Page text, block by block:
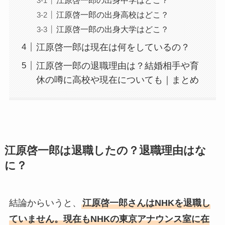
江原啓一郎の出身高校はどこ？
江原啓一郎の出身大学はどこ？
江原啓一郎は現在は何をしているの？
江原啓一郎の退職理由は？結婚相手や育
休の噂に高校や現在についても｜まとめ
江原啓一郎は退職したの？退職理由はな
に？
結論からいうと、 江原啓一郎さんはNHKを退職し
ていません。現在もNHKの東京アナウンス室に在